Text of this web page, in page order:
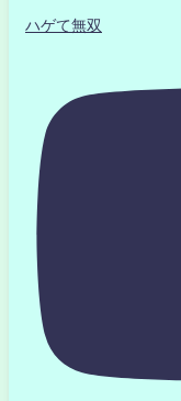
ハゲて無双